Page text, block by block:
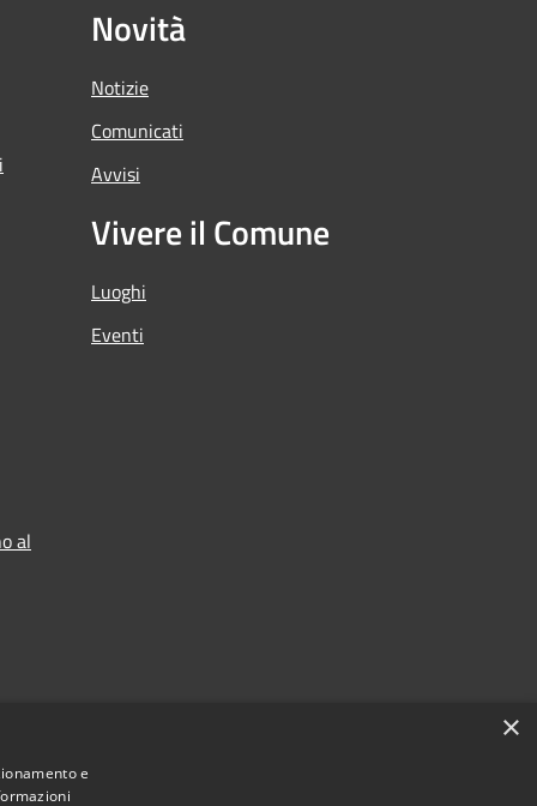
Novità
Notizie
Comunicati
Avvisi
Vivere il Comune
Luoghi
Eventi
al
×
e